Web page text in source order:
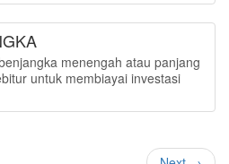
menengah atau panjang
untuk membiayai investasi